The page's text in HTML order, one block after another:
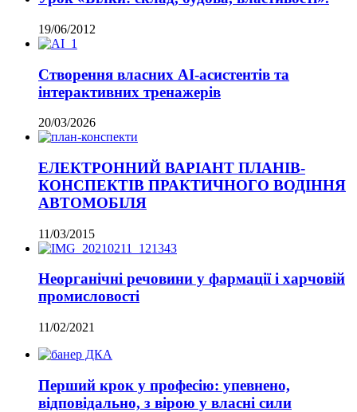
19/06/2012
Створення власних AI-асистентів та
інтерактивних тренажерів
20/03/2026
ЕЛЕКТРОННИЙ ВАРІАНТ ПЛАНІВ-
КОНСПЕКТІВ ПРАКТИЧНОГО ВОДІННЯ
АВТОМОБІЛЯ
11/03/2015
Неорганічні речовини у фармації і харчовій
промисловості
11/02/2021
Перший крок у професію: упевнено,
відповідально, з вірою у власні сили